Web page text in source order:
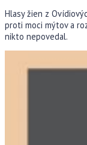
Hlasy žien z
proti moci mýtov a
nikto nepovedal.